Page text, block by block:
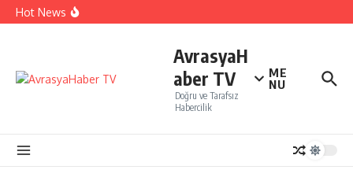
İçeriğe atla
Hot News
İTO’ya göre, Tüketici Fiyat İndeksi yıllık % 35,20 oldu.
AvrasyaH
aber TV
Doğru ve Tarafsız
Habercilik
ME
NU